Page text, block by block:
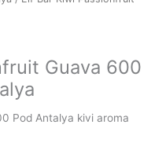
Guava 600
Pod Antalya kivi aroma